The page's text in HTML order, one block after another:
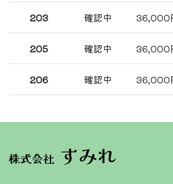
203 確認中 36,000
205 確認中 36,000
206 確認中 36,000
103号室
36,000円/月
株式会社 すみれ